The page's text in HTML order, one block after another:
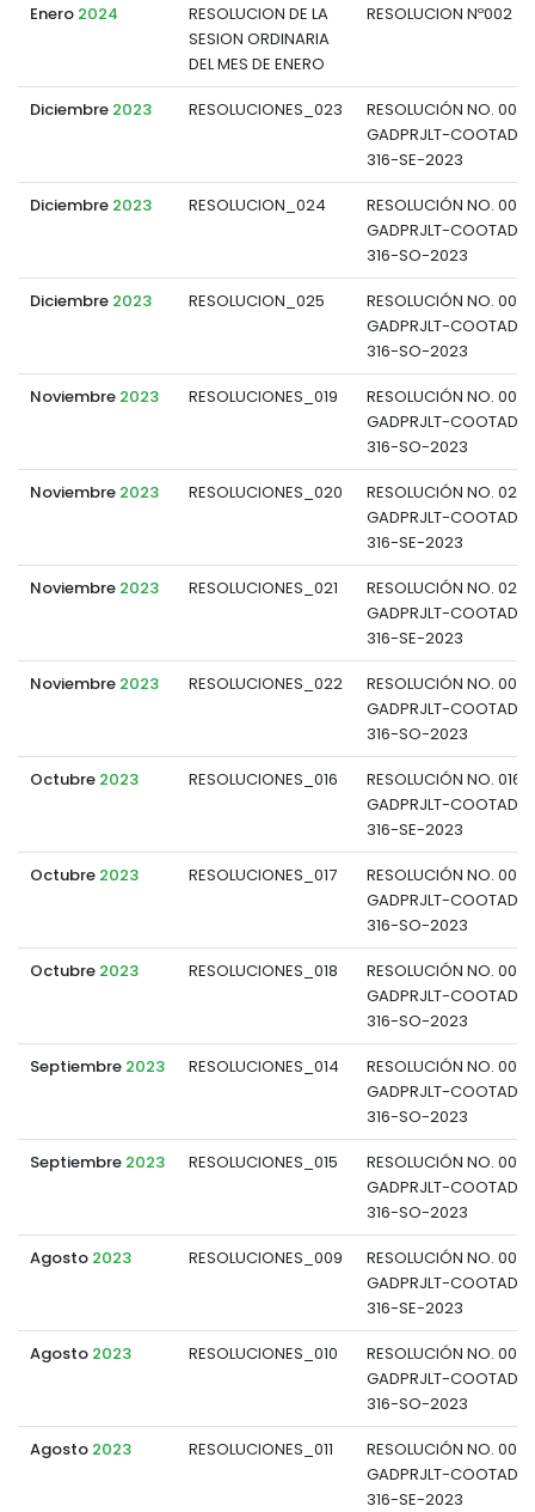
Enero 2024
RESOLUCION DE LA
SESION ORDINARIA
DEL MES DE ENERO
RESOLUCION Nº002
Diciembre 2023 RESOLUCIONES_023
RESOLUCIÓN NO.
GADPRJLT-COOTAD-
316-SE-2023
Diciembre 2023 RESOLUCION_024
RESOLUCIÓN NO.
GADPRJLT-COOTAD-
316-SO-2023
Diciembre 2023 RESOLUCION_025
RESOLUCIÓN NO.
GADPRJLT-COOTAD-
316-SO-2023
Noviembre 2023 RESOLUCIONES_019
RESOLUCIÓN NO.
GADPRJLT-COOTAD-
316-SO-2023
Noviembre 2023 RESOLUCIONES_020
RESOLUCIÓN NO. 020-
GADPRJLT-COOTAD-
316-SE-2023
Noviembre 2023 RESOLUCIONES_021
RESOLUCIÓN NO. 021-
GADPRJLT-COOTAD-
316-SE-2023
Noviembre 2023 RESOLUCIONES_022
RESOLUCIÓN NO.
GADPRJLT-COOTAD-
316-SO-2023
Octubre 2023 RESOLUCIONES_016
RESOLUCIÓN NO. 016-
GADPRJLT-COOTAD-
316-SE-2023
Octubre 2023 RESOLUCIONES_017
RESOLUCIÓN NO.
GADPRJLT-COOTAD-
316-SO-2023
Octubre 2023 RESOLUCIONES_018
RESOLUCIÓN NO.
GADPRJLT-COOTAD-
316-SO-2023
Septiembre 2023 RESOLUCIONES_014
RESOLUCIÓN NO.
GADPRJLT-COOTAD-
316-SO-2023
Septiembre 2023 RESOLUCIONES_015
RESOLUCIÓN NO.
GADPRJLT-COOTAD-
316-SO-2023
Agosto 2023 RESOLUCIONES_009
RESOLUCIÓN NO. 009-
GADPRJLT-COOTAD-
316-SE-2023
Agosto 2023 RESOLUCIONES_010
RESOLUCIÓN NO.
GADPRJLT-COOTAD-
316-SO-2023
Agosto 2023 RESOLUCIONES_011
RESOLUCIÓN NO. 0011-
GADPRJLT-COOTAD-
316-SE-2023